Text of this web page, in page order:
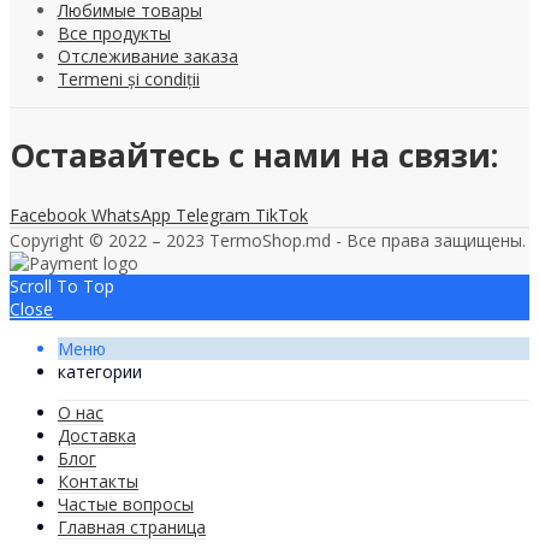
Любимые товары
Все продукты
Отслеживание заказа
Termeni și condiții
Оставайтесь с нами на связи:
Facebook WhatsApp Telegram TikTok
Copyright © 2022 – 2023 TermoShop.md - Все права защищены.
Scroll To Top
Close
Меню
категории
О нас
Доставка
Блог
Контакты
Частые вопросы
Главная страница